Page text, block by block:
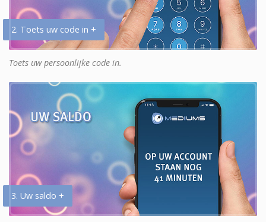
2. Toets uw code in +
Toets uw persoonlijke code in.
3. Uw saldo +